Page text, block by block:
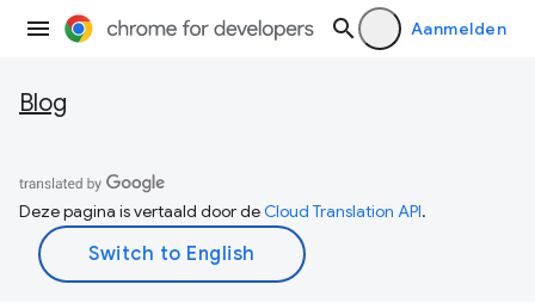
Aanmelden
Blog
Deze pagina is vertaald door deCloud Translation API.